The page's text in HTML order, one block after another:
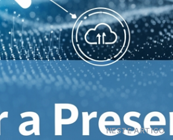
NESTE ARTIGO